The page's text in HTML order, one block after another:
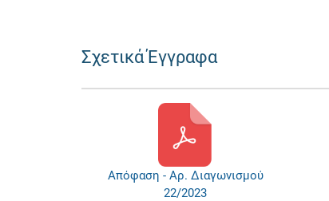
Σχετικά Έγγραφα
Απόφαση - Αρ. Διαγωνισμού
22/2023